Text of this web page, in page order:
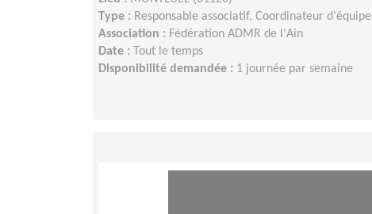
Type : Responsable associatif, Coordinateur d'équipe
Association : Fédération ADMR de l'Ain
Date :
Tout le temps
Disponibilité demandée : 1 journée par semaine